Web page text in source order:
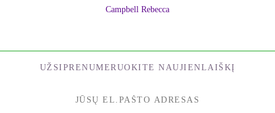
Campbell Rebecca
UŽSIPRENUMERUOKITE NAUJIENLAIŠKĮ